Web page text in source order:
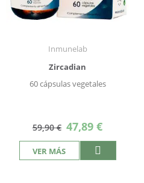
Inmunelab
Zircadian
60 cápsulas vegetales
59,90 € Precio
especial
47,89 €
VER MÁS